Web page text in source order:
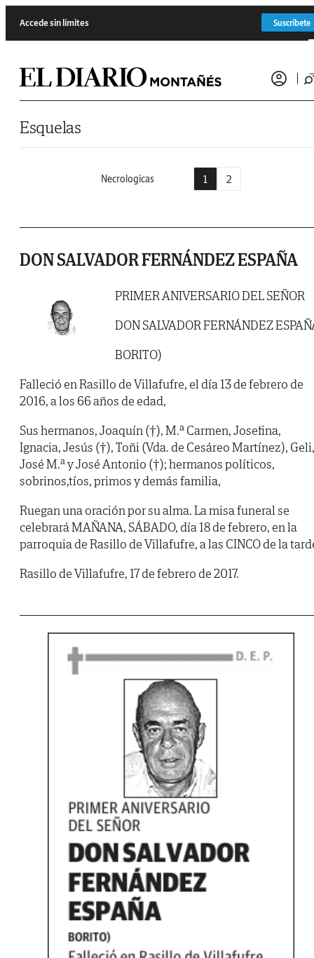
Accede sin límites Suscríbete
Esquelas
Necrologicas 1 2
DON SALVADOR FERNÁNDEZ ESPAÑA
PRIMER ANIVERSARIO DEL SEÑOR
DON SALVADOR FERNÁNDEZ
BORITO)
Falleció en Rasillo de Villafufre, el día 13 de febrero de
2016, a los 66 años de edad,
Sus hermanos, Joaquín (†), M.ª Carmen, Josefina,
Ignacia, Jesús (†), Toñi (Vda. de Cesáreo Martínez), Geli,
José M.ª y José Antonio (†); hermanos políticos,
sobrinos,tíos, primos y demás familia,
Ruegan una oración por su alma. La misa funeral se
celebrará MAÑANA, SÁBADO, día 18 de febrero, en la
parroquia de Rasillo de Villafufre, a las CINCO de la
Rasillo de Villafufre, 17 de febrero de 2017.